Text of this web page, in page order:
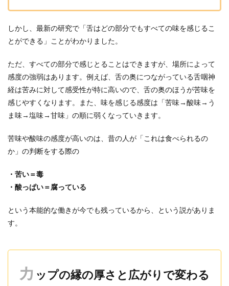
しかし、最新の研究で「舌はどの部分でもすべての味を感じるこ
とができる」ことがわかりました。
ただ、すべての部分で感じとることはできますが、場所によって
感度の強弱はあります。例えば、舌の奥につながっている舌咽神
経は苦みに対して感受性が特に高いので、舌の奥のほうが苦味を
感じやすくなります。また、味を感じる感度は「苦味→酸味→う
ま味→塩味→甘味」の順に弱くなっていきます。
苦味や酸味の感度が高いのは、昔の人が「これは食べられるの
か」の判断をする際の
・苦い＝毒
・酸っぱい＝腐っている
という本能的な働きが今でも残っているから、という説がありま
す。
カ ップの縁の厚さと広がりで変わる